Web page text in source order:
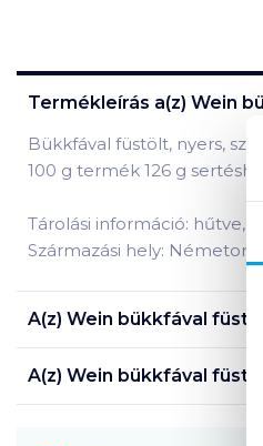
Termékleírás a(z) Wein
Bükkfával füstölt, nyers,
100 g termék 126 g
Tárolási információ: hűtve,
Származási hely:
A(z) Wein bükkfával
A(z) Wein bükkfával